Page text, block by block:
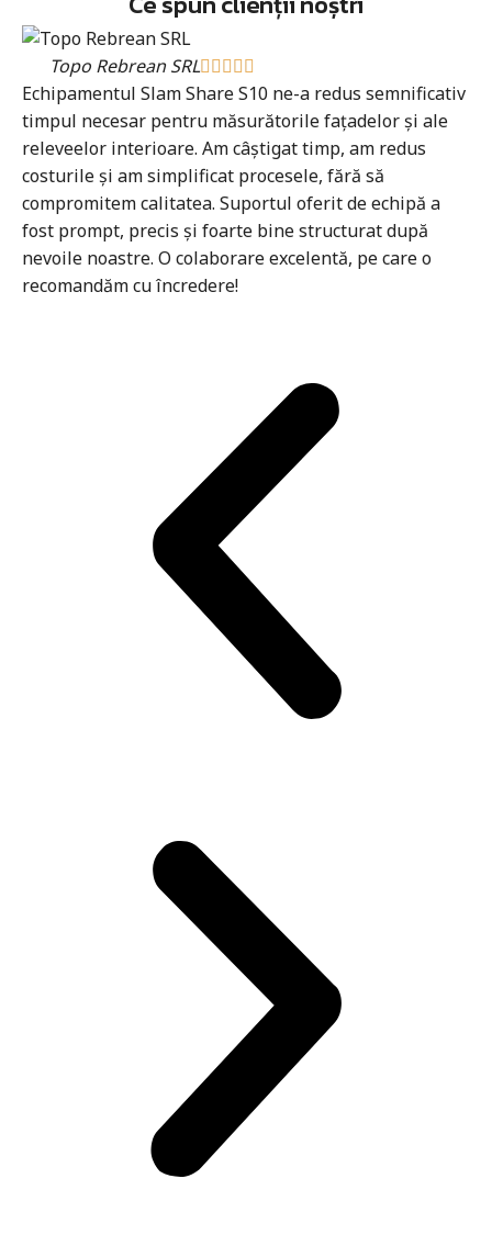
Topo Rebrean SRL    
Echipamentul Slam Share S10 ne-a redus semnificativ
timpul necesar pentru măsurătorile fațadelor și ale
releveelor interioare. Am câștigat timp, am redus
costurile și am simplificat procesele, fără să
compromitem calitatea. Suportul oferit de echipă a
fost prompt, precis și foarte bine structurat după
nevoile noastre. O colaborare excelentă, pe care o
recomandăm cu încredere!